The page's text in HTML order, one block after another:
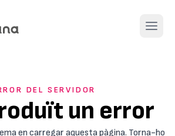
Open
DEL SERVIDOR
un error
en carregar aquesta pàgina. Torna-ho